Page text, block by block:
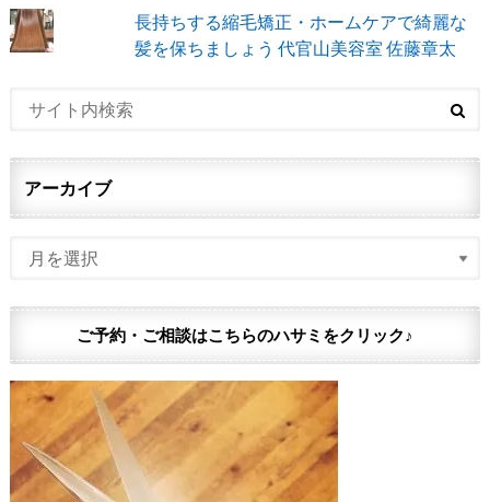
長持ちする縮毛矯正・ホームケアで綺麗な
髪を保ちましょう 代官山美容室 佐藤章太
アーカイブ
ご予約・ご相談はこちらのハサミをクリック♪